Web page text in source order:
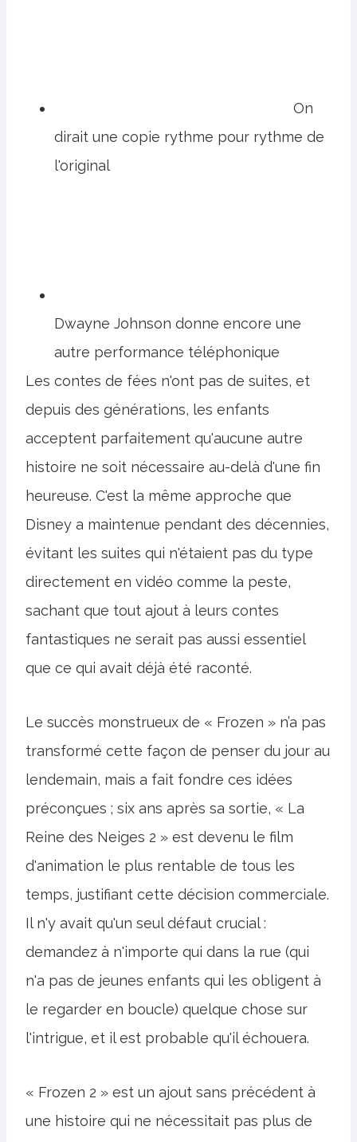
On
dirait une copie rythme pour rythme de
l'original
Dwayne Johnson donne encore une
autre performance téléphonique
Les contes de fées n'ont pas de suites, et
depuis des générations, les enfants
acceptent parfaitement qu'aucune autre
histoire ne soit nécessaire au-delà d'une fin
heureuse. C'est la même approche que
Disney a maintenue pendant des décennies,
évitant les suites qui n'étaient pas du type
directement en vidéo comme la peste,
sachant que tout ajout à leurs contes
fantastiques ne serait pas aussi essentiel
que ce qui avait déjà été raconté.
Le succès monstrueux de « Frozen » n’a pas
transformé cette façon de penser du jour au
lendemain, mais a fait fondre ces idées
préconçues ; six ans après sa sortie, « La
Reine des Neiges 2 » est devenu le film
d'animation le plus rentable de tous les
temps, justifiant cette décision commerciale.
Il n'y avait qu'un seul défaut crucial :
demandez à n'importe qui dans la rue (qui
n'a pas de jeunes enfants qui les obligent à
le regarder en boucle) quelque chose sur
l'intrigue, et il est probable qu'il échouera.
« Frozen 2 » est un ajout sans précédent à
une histoire qui ne nécessitait pas plus de